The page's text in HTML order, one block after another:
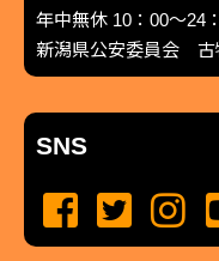
年中無休 10：00～24
新潟県公安委員会 古
SNS